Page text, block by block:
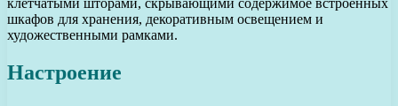
клетчатыми шторами, скрывающими содержимое встроенных
шкафов для хранения, декоративным освещением и
художественными рамками.
Настроение